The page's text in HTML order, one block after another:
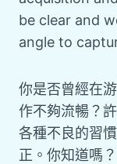
你是否曾經在
作不夠流暢？
各種不良的習
正。你知道嗎